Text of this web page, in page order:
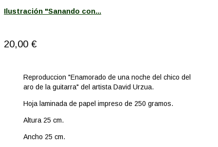
Ilustración "Sanando con...
20,00 €
Reproduccion "Enamorado de una noche del chico del
aro de la guitarra" del artista David Urzua.
Hoja laminada de papel impreso de 250 gramos.
Altura 25 cm.
Ancho 25 cm.